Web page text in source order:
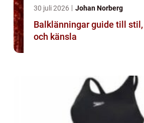
30 juli 2026 Johan Norberg
Balklänningar guide till stil, passform
och känsla